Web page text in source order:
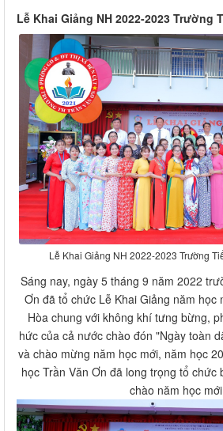
Lễ Khai Giảng NH 2022-2023 Trường
Lễ Khai Giảng NH 2022-2023 Trường
Sáng nay, ngày 5 tháng 9 năm 2022
Ơn đã tổ chức Lễ Khai Giảng năm học
Hòa chung với không khí tưng bừng,
hức của cả nước chào đón "Ngày toàn
và chào mừng năm học mới, năm học
học Trần Văn Ơn đã long trọng tổ chức
chào năm học